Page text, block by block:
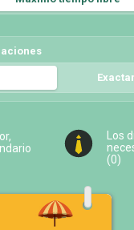
Los
(0)